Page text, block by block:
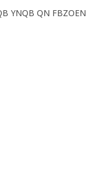
YNQB QN FBZOEN